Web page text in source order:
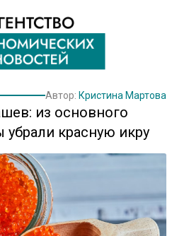
Автор: Кристина Мартова
из основного
убрали красную икру